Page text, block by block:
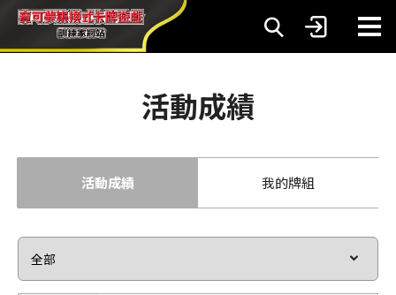
活動成績
活動成績 我的牌組